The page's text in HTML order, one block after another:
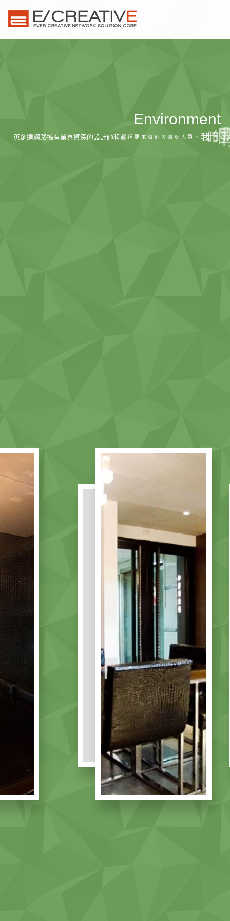
Environment
英創 達網路擁有業界資深的設計師和 嚴謹要 求 細 節 的 開 發 人 員 ， 我們的 團
並